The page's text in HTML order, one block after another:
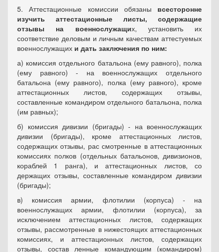
5. Аттестационные комиссии обязаны всесторонне
изучить аттестационные листы, содержащие
отзывы на военнослужащих, установить их
соответствие деловым и личным качествам аттестуемых
военнослужащих и дать заключения по ним:
а) комиссия отдельного батальона (ему равного), полка
(ему равного) - на военнослужащих отдельного
батальона (ему равного), полка (ему равного), кроме
аттестационных листов, содержащих отзывы,
составленные командиром отдельного батальона, полка
(им равных);
б) комиссия дивизии (бригады) - на военнослужащих
дивизии (бригады), кроме аттестационных листов,
содержащих отзывы, рас смотренные в аттестационных
комиссиях полков (отдельных батальонов, дивизионов,
кораблей 1 ранга), и аттестационных листов, со
держащих отзывы, составленные командиром дивизии
(бригады);
в) комиссия армии, флотилии (корпуса) - на
военнослужащих армии, флотилии (корпуса), за
исключением аттестационных листов, содержащих
отзывы, рассмотренные в нижестоящих аттестационных
комиссиях, и аттестационных листов, содержащих
отзывы, состав ленные командующим (командиром)